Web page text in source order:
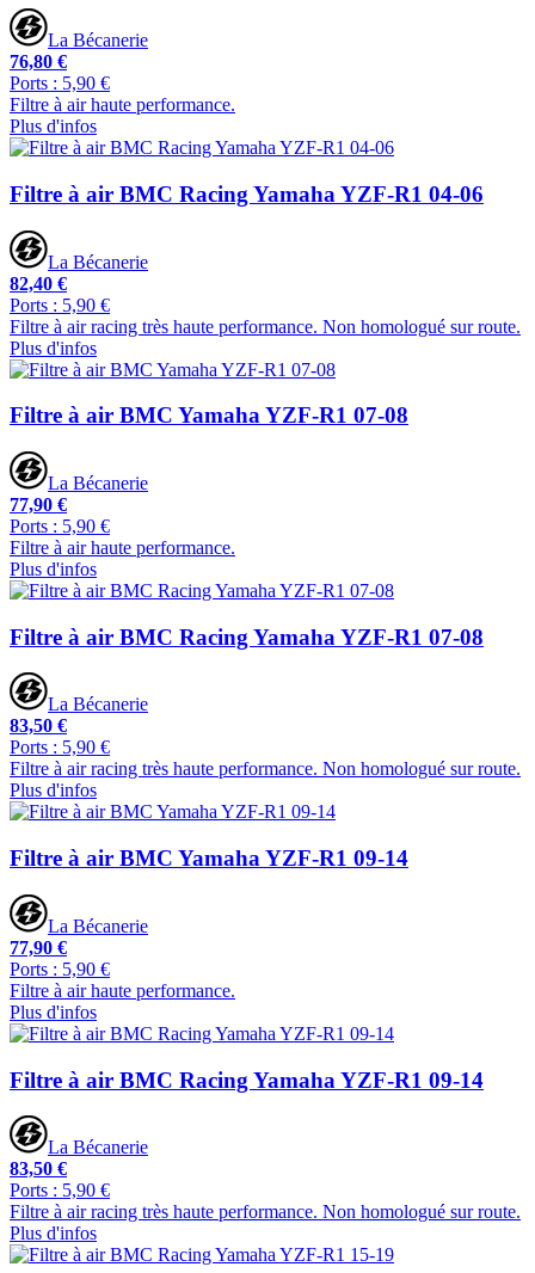
La Bécanerie
76,80 €
Ports : 5,90 €
Filtre à air haute performance.
Plus d'infos
Filtre à air BMC Racing Yamaha YZF-R1 04-06
La Bécanerie
82,40 €
Ports : 5,90 €
Filtre à air racing très haute performance. Non homologué sur route.
Plus d'infos
Filtre à air BMC Yamaha YZF-R1 07-08
La Bécanerie
77,90 €
Ports : 5,90 €
Filtre à air haute performance.
Plus d'infos
Filtre à air BMC Racing Yamaha YZF-R1 07-08
La Bécanerie
83,50 €
Ports : 5,90 €
Filtre à air racing très haute performance. Non homologué sur route.
Plus d'infos
Filtre à air BMC Yamaha YZF-R1 09-14
La Bécanerie
77,90 €
Ports : 5,90 €
Filtre à air haute performance.
Plus d'infos
Filtre à air BMC Racing Yamaha YZF-R1 09-14
La Bécanerie
83,50 €
Ports : 5,90 €
Filtre à air racing très haute performance. Non homologué sur route.
Plus d'infos